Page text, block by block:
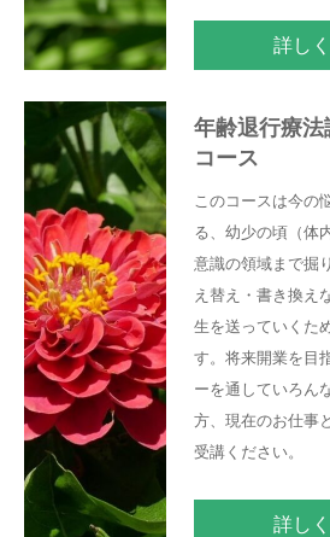
詳し
年齢退行療法
コース
このコースは今の
る、幼少の頃（体
意識の領域まで掘
え替え・書き換え
生を送っていくた
す。将来開業を目
ーを通していろん
方、現在のお仕事
受講ください。
詳し